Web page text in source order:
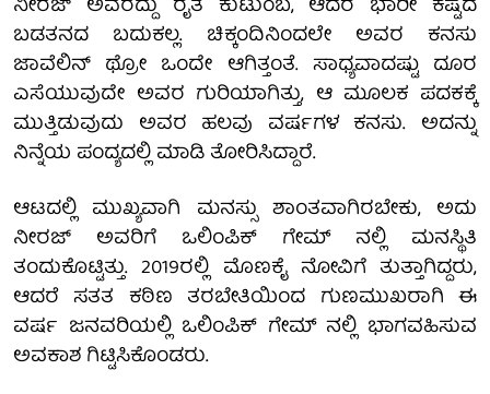
ಬಡತನದ ಬದುಕಲ್ಲ. ಚಿಕ್ಕಂದಿನಿಂದಲೇ ಅವರ ಕನಸು
ಜಾವೆಲಿನ್ ಥ್ರೋ ಒಂದೇ ಆಗಿತ್ತಂತೆ. ಸಾಧ್ಯವಾದಷ್ಟು ದೂರ
ಎಸೆಯುವುದೇ ಅವರ ಗುರಿಯಾಗಿತ್ತು, ಆ ಮೂಲಕ ಪದಕಕ್ಕೆ
ಮುತ್ತಿಡುವುದು ಅವರ ಹಲವು ವರ್ಷಗಳ ಕನಸು. ಅದನ್ನು
ನಿನ್ನೆಯ ಪಂದ್ಯದಲ್ಲಿ ಮಾಡಿ ತೋರಿಸಿದ್ದಾರೆ.
ಆಟದಲ್ಲಿ ಮುಖ್ಯವಾಗಿ ಮನಸ್ಸು ಶಾಂತವಾಗಿರಬೇಕು, ಅದು
ನೀರಜ್ ಅವರಿಗೆ ಒಲಿಂಪಿಕ್ ಗೇಮ್ ನಲ್ಲಿ ಮನಸ್ಥಿತಿ
ತಂದುಕೊಟ್ಟಿತ್ತು. 2019ರಲ್ಲಿ ಮೊಣಕೈ ನೋವಿಗೆ ತುತ್ತಾಗಿದ್ದರು,
ಆದರೆ ಸತತ ಕಠಿಣ ತರಬೇತಿಯಿಂದ ಗುಣಮುಖರಾಗಿ ಈ
ವರ್ಷ ಜನವರಿಯಲ್ಲಿ ಒಲಿಂಪಿಕ್ ಗೇಮ್ ನಲ್ಲಿ ಭಾಗವಹಿಸುವ
ಅವಕಾಶ ಗಿಟ್ಟಿಸಿಕೊಂಡರು.